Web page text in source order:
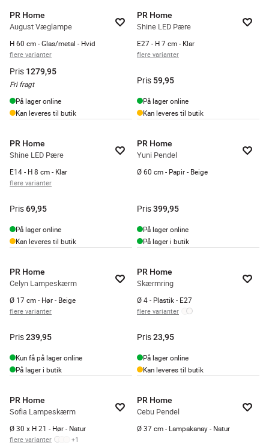
PR Home
August Væglampe
H 60 cm - Glas/metal - Hvid
flere varianter
Pris 1279,95
Fri fragt
På lager online
Kan leveres til butik
PR Home
Shine LED Pære
E27 - H 7 cm - Klar
flere varianter
Pris 59,95
På lager online
Kan leveres til butik
PR Home
Shine LED Pære
E14 - H 8 cm - Klar
flere varianter
Pris69,95
På lager online
Kan leveres til butik
PR Home
Yuni Pendel
Ø 60 cm - Papir - Beige
Pris399,95
På lager online
På lager i butik
PR Home
Celyn Lampeskærm
Ø 17 cm - Hør - Beige
flere varianter
Pris239,95
Kun få på lager online
På lager i butik
PR Home
Skærmring
Ø 4 - Plastik - E27
flere varianter
Pris23,95
På lager online
Kan leveres til butik
PR Home
Sofia Lampeskærm
Ø 30 x H 21 - Hør - Natur
flere varianter +1
PR Home
Cebu Pendel
Ø 37 cm - Lampakanay - Natur